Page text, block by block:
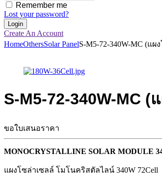
Remember me
Lost your password?
Create An Account
HomeOthersSolar PanelS-M5-72-340W-MC (แผ
S-M5-72-340W-MC (
ขอใบเสนอราคา
MONOCRYSTALLINE SOLAR MODULE
แผงโซล่าเซลล์ โมโนคริสตัลไลน์ 340W 72Cell